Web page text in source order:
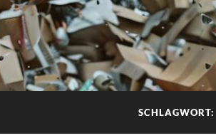
SCHLAGWORT: